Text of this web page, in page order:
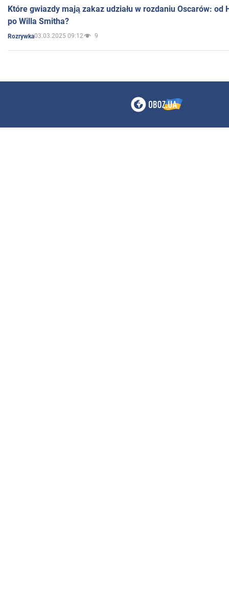
Które gwiazdy mają zakaz udziału w rozdaniu Oscarów: od
po Willa Smitha?
Rozrywka03.03.2025 09:12 9